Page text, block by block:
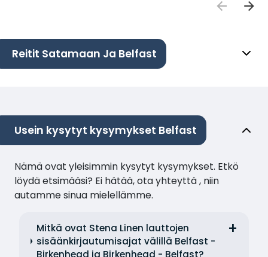
Reitit Satamaan Ja Belfast
Usein kysytyt kysymykset Belfast
Nämä ovat yleisimmin kysytyt kysymykset. Etkö
löydä etsimääsi? Ei hätää, ota yhteyttä , niin
autamme sinua mielellämme.
Mitkä ovat Stena Linen lauttojen
sisäänkirjautumisajat välillä Belfast -
Birkenhead ja Birkenhead - Belfast?